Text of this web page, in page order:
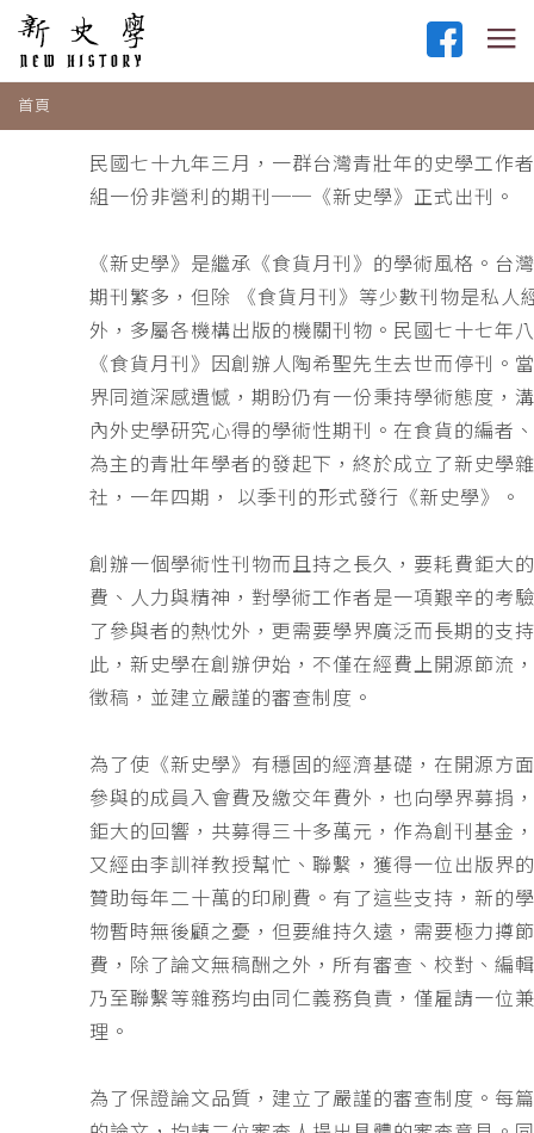
首頁
民國七十九年三月，一群台灣青壯年的史學工作
組一份非營利的期刊──《新史學》正式出刊。
《新史學》是繼承《食貨月刊》的學術風格。台
期刊繁多，但除 《食貨月刊》等少數刊物是私人
外，多屬各機構出版的機關刊物。民國七十七年
《食貨月刊》因創辦人陶希聖先生去世而停刊。
界同道深感遺憾，期盼仍有一份秉持學術態度，
內外史學研究心得的學術性期刊。在食貨的編者
為主的青壯年學者的發起下，終於成立了新史學
社，一年四期， 以季刊的形式發行《新史學》。
創辦一個學術性刊物而且持之長久，要耗費鉅大
費、人力與精神，對學術工作者是一項艱辛的考
了參與者的熱忱外，更需要學界廣泛而長期的支
此，新史學在創辦伊始，不僅在經費上開源節流
徵稿，並建立嚴謹的審查制度。
為了使《新史學》有穩固的經濟基礎，在開源方
參與的成員入會費及繳交年費外，也向學界募捐
鉅大的回響，共募得三十多萬元，作為創刊基金
又經由李訓祥教授幫忙、聯繫，獲得一位出版界
贊助每年二十萬的印刷費。有了這些支持，新的
物暫時無後顧之憂，但要維持久遠，需要極力撙
費，除了論文無稿酬之外，所有審查、校對、編
乃至聯繫等雜務均由同仁義務負責，僅雇請一位
理。
為了保證論文品質，建立了嚴謹的審查制度。每